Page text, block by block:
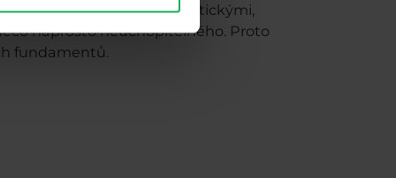
ovlivněný geopolitickými,
naprosto neuchopitelného. Proto
fundamentů.